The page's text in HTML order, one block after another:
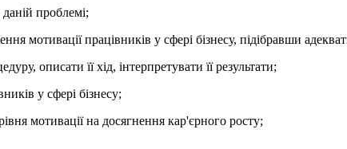
проблемі;
мотивації працівників у сфері бізнесу, підібравши
описати її хід, інтерпретувати її результати;
у сфері бізнесу;
мотивації на досягнення кар'єрного росту;